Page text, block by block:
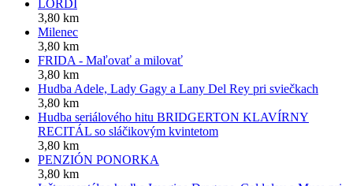
LORDI
3,80 km
Milenec
3,80 km
FRIDA - Maľovať a milovať
3,80 km
Hudba Adele, Lady Gagy a Lany Del Rey pri sviečkach
3,80 km
Hudba seriálového hitu BRIDGERTON KLAVÍRNY
RECITÁL so sláčikovým kvintetom
3,80 km
PENZIÓN PONORKA
3,80 km